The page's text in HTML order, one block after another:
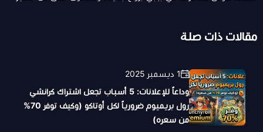
مقالات ذات صلة
1 ديسمبر 2025
وداعاً للإعلانات: 5 أسباب تجعل اشتراك كرانشي
رول بريميوم ضرورياً لكل أوتاكو (وكيف توفر 70%
من سعره)